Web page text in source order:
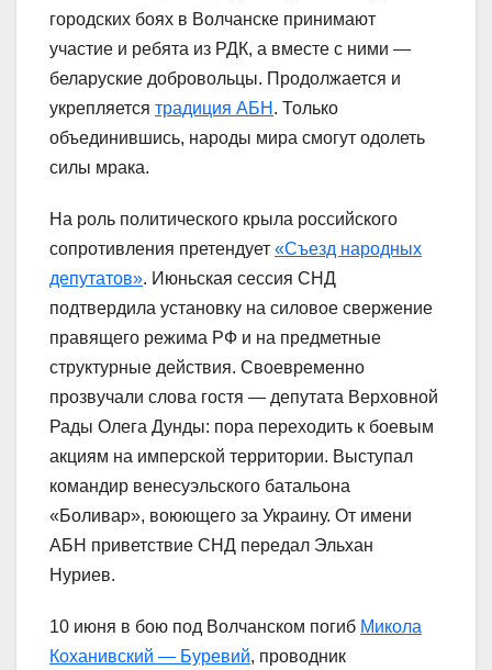
городских боях в Волчанске принимают
участие и ребята из РДК, а вместе с ними —
беларуские добровольцы. Продолжается и
укрепляется традиция АБН . Только
объединившись, народы мира смогут одолеть
силы мрака.
На роль политического крыла российского
сопротивления претендует «Съезд народных
депутатов». Июньская сессия СНД
подтвердила установку на силовое свержение
правящего режима РФ и на предметные
структурные действия. Своевременно
прозвучали слова гостя — депутата Верховной
Рады Олега Дунды: пора переходить к боевым
акциям на имперской территории. Выступал
командир венесуэльского батальона
«Боливар», воюющего за Украину. От имени
АБН приветствие СНД передал Эльхан
Нуриев.
10 июня в бою под Волчанском погиб Микола
Коханивский — Буревий, проводник